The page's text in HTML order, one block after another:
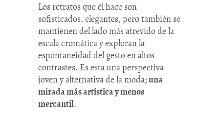
Los retratos que él hace son
sofisticados, elegantes, pero también se
mantienen del lado más atrevido de la
escala cromática y exploran la
espontaneidad del gesto en altos
contrastes. Es esta una perspectiva
joven y alternativa de la moda;una
mirada más artística y menos
mercantil.